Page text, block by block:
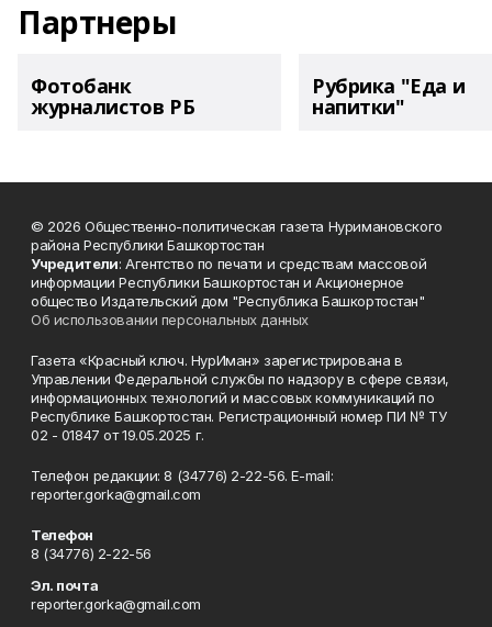
Партнеры
Фотобанк
журналистов РБ
Рубрика "Еда и
напитки"
© 2026 Общественно-политическая газета Нуримановского
района Республики Башкортостан
Учредители: Агентство по печати и средствам массовой
информации Республики Башкортостан и Акционерное
общество Издательский дом "Республика Башкортостан"
Об использовании персональных данных
Газета «Красный ключ. НурИман» зарегистрирована в
Управлении Федеральной службы по надзору в сфере связи,
информационных технологий и массовых коммуникаций по
Республике Башкортостан. Регистрационный номер ПИ № ТУ
02 - 01847 от 19.05.2025 г.
Телефон редакции: 8 (34776) 2-22-56. E-mail:
reporter.gorka@gmail.com
Телефон
8 (34776) 2-22-56
Эл. почта
reporter.gorka@gmail.com